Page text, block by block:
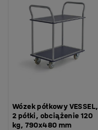
Wózek półkowy VESSEL,
2 półki, obciążenie 120
kg, 790x480 mm